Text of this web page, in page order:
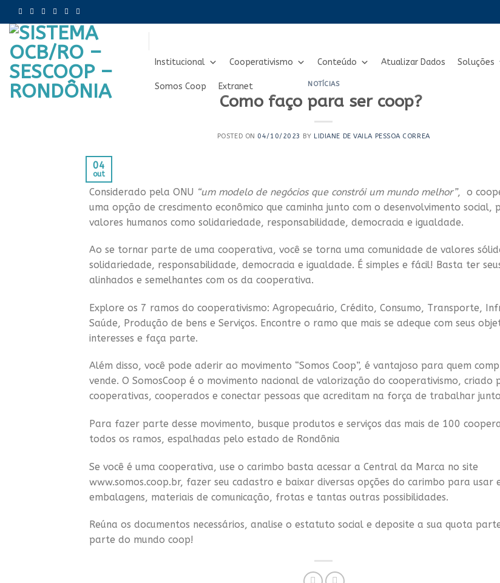
to
content
Institucional Cooperativismo Conteúdo Atualizar Dados Soluções
Somos Coop Extranet NOTÍCIAS
Como faço para ser coop?
POSTED ON 04/10/2023 BY LIDIANE DE VAILA PESSOA CORREA
04
out
Considerado pela ONU “um modelo de negócios que constrói um mundo melhor”, o
uma opção de crescimento econômico que caminha junto com o desenvolvimento social,
valores humanos como solidariedade, responsabilidade, democracia e igualdade.
Ao se tornar parte de uma cooperativa, você se torna uma comunidade de valores
solidariedade, responsabilidade, democracia e igualdade. É simples e fácil! Basta ter
alinhados e semelhantes com os da cooperativa.
Explore os 7 ramos do cooperativismo: Agropecuário, Crédito, Consumo, Transporte,
Saúde, Produção de bens e Serviços. Encontre o ramo que mais se adeque com seus
interesses e faça parte.
Além disso, você pode aderir ao movimento “Somos Coop”, é vantajoso para quem
vende. O SomosCoop é o movimento nacional de valorização do cooperativismo, criado
cooperativas, cooperados e conectar pessoas que acreditam na força de trabalhar
Para fazer parte desse movimento, busque produtos e serviços das mais de 100
todos os ramos, espalhadas pelo estado de Rondônia
Se você é uma cooperativa, use o carimbo basta acessar a Central da Marca no site
www.somos.coop.br, fazer seu cadastro e baixar diversas opções do carimbo para usar
embalagens, materiais de comunicação, frotas e tantas outras possibilidades.
Reúna os documentos necessários, analise o estatuto social e deposite a sua quota
parte do mundo coop!